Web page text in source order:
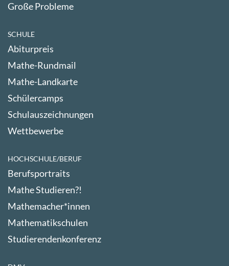
Große Probleme
SCHULE
Abiturpreis
Mathe-Rundmail
Mathe-Landkarte
Schülercamps
Schulauszeichnungen
Wettbewerbe
HOCHSCHULE/BERUF
Berufsportraits
Mathe Studieren?!
Mathemacher*innen
Mathematikschulen
Studierendenkonferenz